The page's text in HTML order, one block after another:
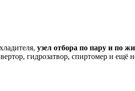
узел отбора по пару и по
гидрозатвор, спиртомер и ещё